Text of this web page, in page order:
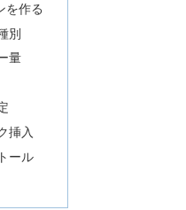
を作る
別
量
挿入
ール